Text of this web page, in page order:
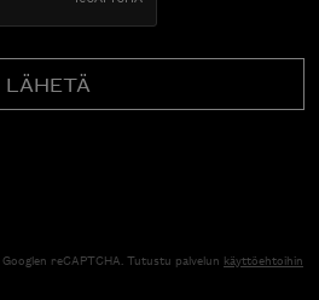
reCAPTCHA. Tutustu palvelun käyttöehtoihin